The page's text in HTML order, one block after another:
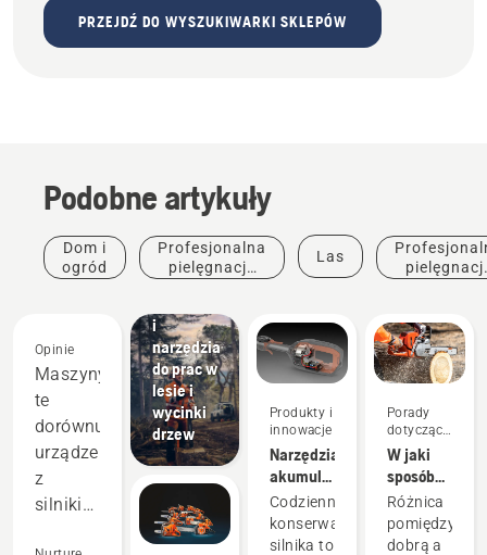
PRZEJDŹ DO WYSZUKIWARKI SKLEPÓW
Podobne artykuły
Dom i
ogród
Profesjonalna
pielęgnacja
Las
Opinie
Maszyny
te
dorównują
urządzeniom
z
silnikiem
dwusuwowym,
Rozwiązania
Profesjonalne
materiały
i
narzędzia
do prac w
lesie i
wycinki
drzew
Produkty i
innowacje
Narzędzia
akumulatorowe
minimalizują
konieczność
konserwacji
Codzienna
konserwacja
silnika to
Porady
dotyczące
zakupu
W jaki
sposób
wybrać
najlepszą
dla
Różnica
pomiędzy
dobrą a